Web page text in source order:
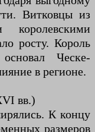
Витковцы из
росту. Король
Ческе-
в регионе.
вв.)
К концу
размеров